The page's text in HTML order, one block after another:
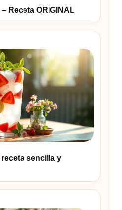
Receta ORIGINAL
sencilla y